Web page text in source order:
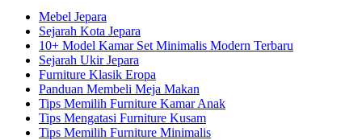
Mebel Jepara
Sejarah Kota Jepara
10+ Model Kamar Set Minimalis Modern Terbaru
Sejarah Ukir Jepara
Furniture Klasik Eropa
Panduan Membeli Meja Makan
Tips Memilih Furniture Kamar Anak
Tips Mengatasi Furniture Kusam
Tips Memilih Furniture Minimalis